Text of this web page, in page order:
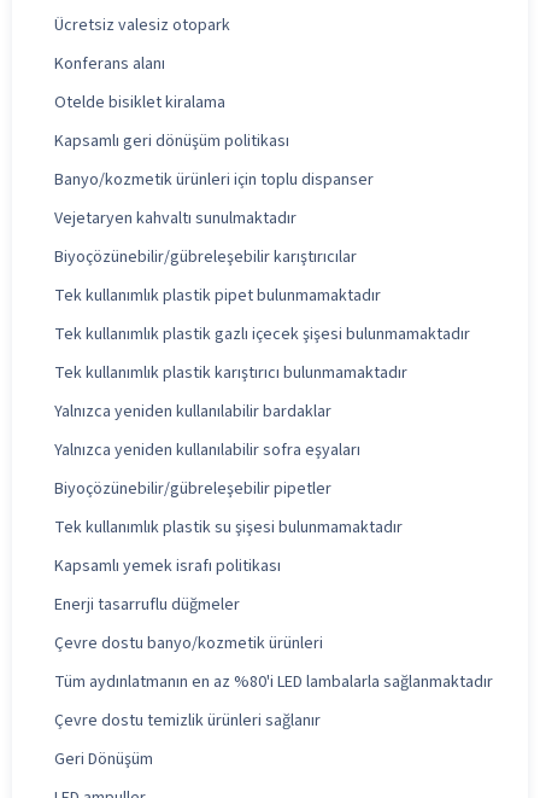
Ücretsiz valesiz otopark
Konferans alanı
Otelde bisiklet kiralama
Kapsamlı geri dönüşüm politikası
Banyo/kozmetik ürünleri için toplu dispanser
Vejetaryen kahvaltı sunulmaktadır
Biyoçözünebilir/gübreleşebilir karıştırıcılar
Tek kullanımlık plastik pipet bulunmamaktadır
Tek kullanımlık plastik gazlı içecek şişesi bulunmamaktadır
Tek kullanımlık plastik karıştırıcı bulunmamaktadır
Yalnızca yeniden kullanılabilir bardaklar
Yalnızca yeniden kullanılabilir sofra eşyaları
Biyoçözünebilir/gübreleşebilir pipetler
Tek kullanımlık plastik su şişesi bulunmamaktadır
Kapsamlı yemek israfı politikası
Enerji tasarruflu düğmeler
Çevre dostu banyo/kozmetik ürünleri
Tüm aydınlatmanın en az %80'i LED lambalarla sağlanmaktadır
Çevre dostu temizlik ürünleri sağlanır
Geri Dönüşüm